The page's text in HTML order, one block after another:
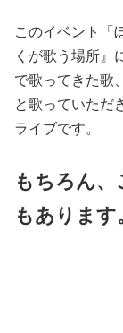
このイベント「
くが歌う場所』
で歌ってきた歌
と歌っていただ
ライブです。
もちろん
もあります